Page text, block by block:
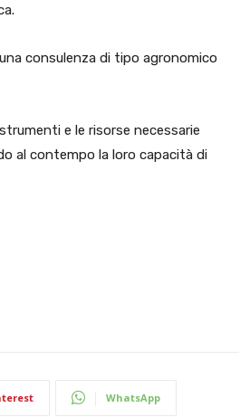
consulenza di tipo agronomico
e le risorse necessarie
al contempo la loro capacità di
WhatsApp